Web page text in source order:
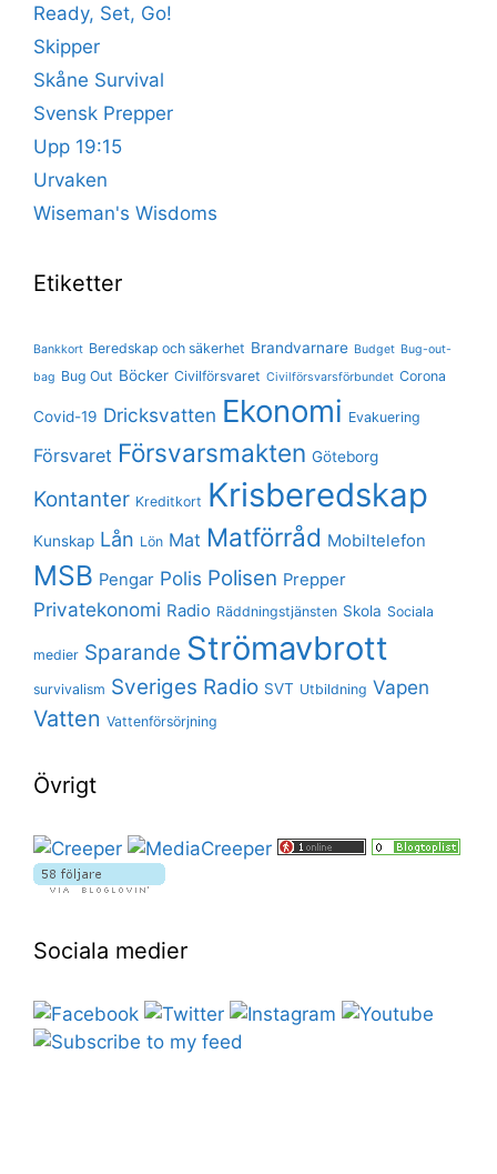
Ready, Set, Go!
Skipper
Skåne Survival
Svensk Prepper
Upp 19:15
Urvaken
Wiseman's Wisdoms
Etiketter
Bankkort Beredskap och säkerhet Brandvarnare Budget Bug-out-
bag Bug Out Böcker Civilförsvaret Civilförsvarsförbundet Corona
Covid-19 Dricksvatten Ekonomi Evakuering
Försvaret Försvarsmakten Göteborg
Kontanter Kreditkort Krisberedskap
Kunskap Lån Lön Mat Matförråd Mobiltelefon
MSB Pengar Polis Polisen Prepper
Privatekonomi Radio Räddningstjänsten Skola Sociala
medier Sparande Strömavbrott
survivalism Sveriges Radio SVT Utbildning Vapen
Vatten Vattenförsörjning
Övrigt
Sociala medier